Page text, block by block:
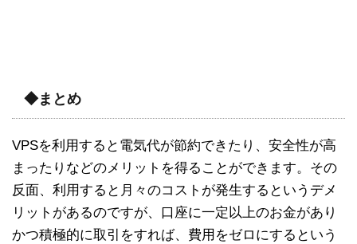
◆まとめ
VPSを利用すると電気代が節約できたり、安全性が高
まったりなどのメリットを得ることができます。その
反面、利用すると月々のコストが発生するというデメ
リットがあるのですが、口座に一定以上のお金があり
かつ積極的に取引をすれば、費用をゼロにするという